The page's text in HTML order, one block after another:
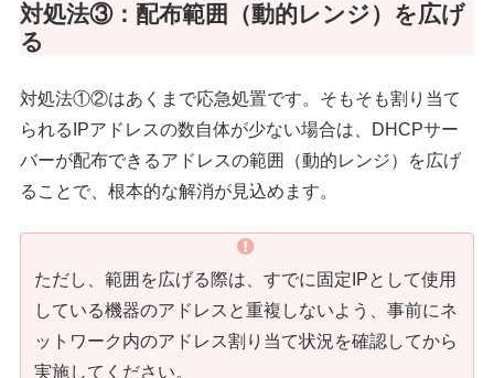
対処法③：配布範囲（動的レンジ）を広げ
る
対処法①②はあくまで応急処置です。そもそも割り当て
られるIPアドレスの数自体が少ない場合は、DHCPサー
バーが配布できるアドレスの範囲（動的レンジ）を広げ
ることで、根本的な解消が見込めます。
ただし、範囲を広げる際は、すでに固定IPとして使用
している機器のアドレスと重複しないよう、事前にネ
ットワーク内のアドレス割り当て状況を確認してから
実施してください。